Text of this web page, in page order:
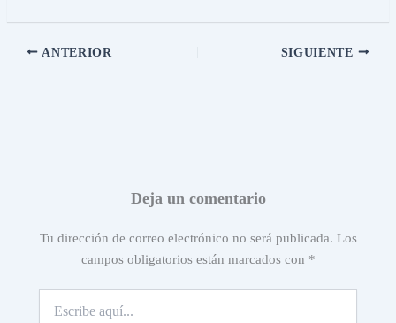
ANTERIOR SIGUIENTE
Deja un comentario
Tu dirección de correo electrónico no será publicada. Los
campos obligatorios están marcados con *
aquí...